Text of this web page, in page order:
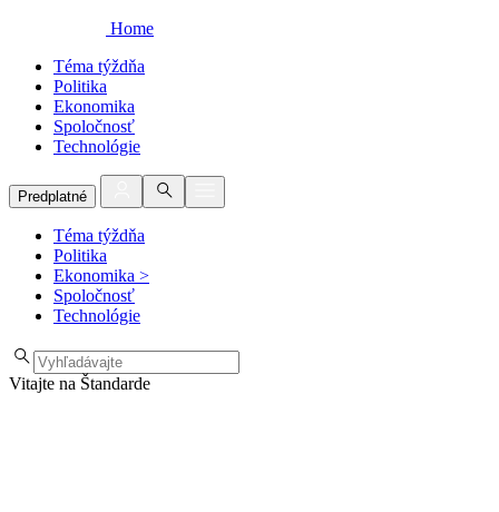
Home
Téma týždňa
Politika
Ekonomika
Spoločnosť
Technológie
Predplatné
Téma týždňa
Politika
Ekonomika >
Spoločnosť
Technológie
Vitajte na Štandarde